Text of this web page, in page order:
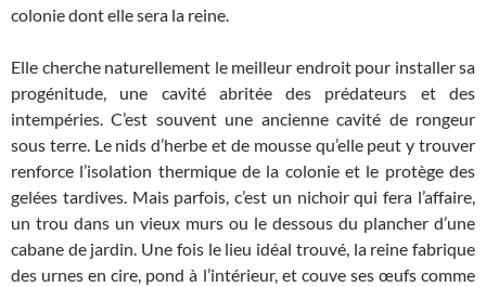
colonie dont elle sera la reine.
Elle cherche naturellement le meilleur endroit pour installer sa
progénitude, une cavité abritée des prédateurs et des
intempéries. C’est souvent une ancienne cavité de rongeur
sous terre. Le nids d’herbe et de mousse qu’elle peut y trouver
renforce l’isolation thermique de la colonie et le protège des
gelées tardives. Mais parfois, c’est un nichoir qui fera l’affaire,
un trou dans un vieux murs ou le dessous du plancher d’une
cabane de jardin. Une fois le lieu idéal trouvé, la reine fabrique
des urnes en cire, pond à l’intérieur, et couve ses œufs comme